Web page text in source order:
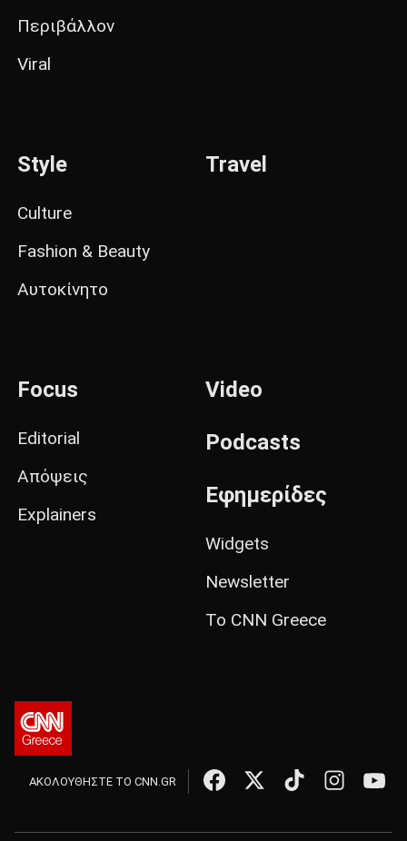
Περιβάλλον
Viral
Style
Culture
Fashion & Beauty
Αυτοκίνητο
Travel
Focus
Editorial
Απόψεις
Explainers
Video
Podcasts
Εφημερίδες
Widgets
Newsletter
Το CNN Greece
ΑΚΟΛΟΥΘΗΣΤΕ ΤΟ CNN.GR